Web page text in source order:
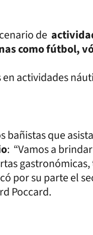
de
como fútbol,
actividades
bañistas que
: “Vamos a
por su parte el
Poccard.